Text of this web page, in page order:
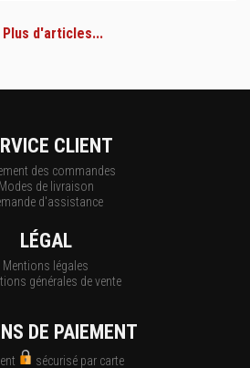
Plus d'articles...
CLIENT
des commandes
Modes de livraison
d'assistance
LÉGAL
Mentions légales
générales de vente
DE PAIEMENT
sécurisé par carte